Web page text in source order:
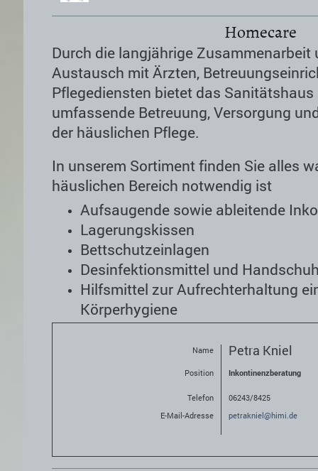
Homecare
Durch die langjährige Zusammenarbeit
Austausch mit Ärzten,
Pflegediensten bietet das Sanitätshaus
umfassende Betreuung, Versorgung
der häuslichen Pflege.
In unserem Sortiment finden Sie alles
häuslichen Bereich notwendig ist
Aufsaugende sowie ableitende
Lagerungskissen
Bettschutzeinlagen
Desinfektionsmittel und
Hilfsmittel zur Aufrechterhaltung
Körperhygiene
Name Petra Kniel
Position Inkontinenzberatung
Telefon
06243/8425
E-Mail-Adresse
petrakniel@himi.de